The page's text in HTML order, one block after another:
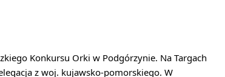
Konkursu Orki w Podgórzynie. Na Targach
z woj. kujawsko-pomorskiego. W